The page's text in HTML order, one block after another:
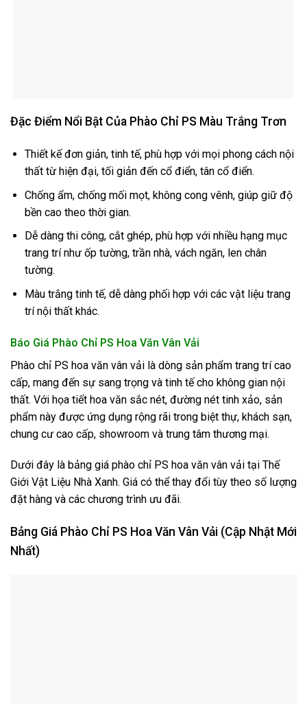
Đặc Điểm Nổi Bật Của Phào Chỉ PS Màu Trắng Trơn
Thiết kế đơn giản, tinh tế, phù hợp với mọi phong cách nội
thất từ hiện đại, tối giản đến cổ điển, tân cổ điển.
Chống ẩm, chống mối mọt, không cong vênh, giúp giữ độ
bền cao theo thời gian.
Dễ dàng thi công, cắt ghép, phù hợp với nhiều hạng mục
trang trí như ốp tường, trần nhà, vách ngăn, len chân
tường.
Màu trắng tinh tế, dễ dàng phối hợp với các vật liệu trang
trí nội thất khác.
Báo Giá Phào Chỉ PS Hoa Văn Vân Vải
Phào chỉ PS hoa văn vân vải là dòng sản phẩm trang trí cao
cấp, mang đến sự sang trọng và tinh tế cho không gian nội
thất. Với họa tiết hoa văn sắc nét, đường nét tinh xảo, sản
phẩm này được ứng dụng rộng rãi trong biệt thự, khách sạn,
chung cư cao cấp, showroom và trung tâm thương mại.
Dưới đây là bảng giá phào chỉ PS hoa văn vân vải tại Thế
Giới Vật Liệu Nhà Xanh. Giá có thể thay đổi tùy theo số lượng
đặt hàng và các chương trình ưu đãi.
Bảng Giá Phào Chỉ PS Hoa Văn Vân Vải (Cập Nhật Mới
Nhất)